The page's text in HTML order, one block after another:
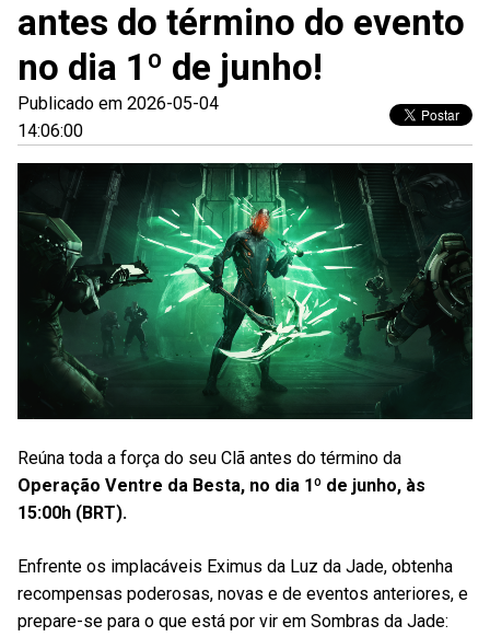
antes do término do evento
no dia 1º de junho!
Publicado em 2026-05-04
14:06:00
Reúna toda a força do seu Clã antes do término da
Operação Ventre da Besta, no dia 1º de junho, às
15:00h (BRT).
Enfrente os implacáveis Eximus da Luz da Jade, obtenha
recompensas poderosas, novas e de eventos anteriores, e
prepare-se para o que está por vir em Sombras da Jade: